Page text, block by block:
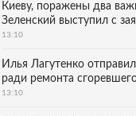
Киеву, поражены два
Зеленский выступил с
13:10
Илья Лагутенко
ради ремонта
13:10